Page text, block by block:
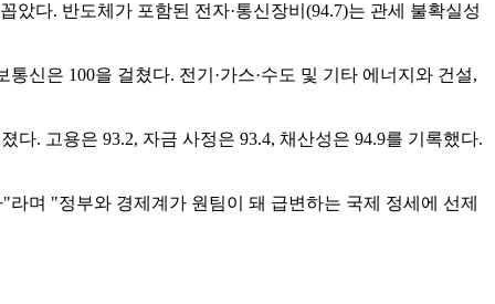
다. 반도체가 포함된 전자·통신장비(94.7)는 관세 불확실성
신은 100을 걸쳤다. 전기·가스·수도 및 기타 에너지와 건설,
다. 고용은 93.2, 자금 사정은 93.4, 채산성은 94.9를 기록했다.
며 "정부와 경제계가 원팀이 돼 급변하는 국제 정세에 선제